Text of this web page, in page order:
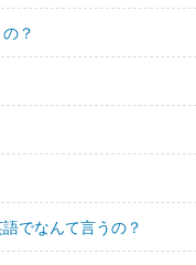
？
でなんて言うの？